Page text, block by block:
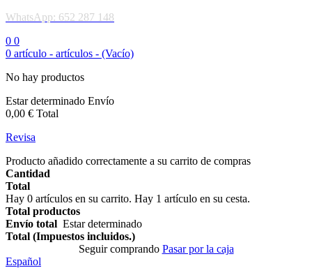
WhatsApp: 652 287 148
0 0
0 artículo - artículos - (Vacío)
No hay productos
Estar determinado Envío
0,00 € Total
Revisa
Producto añadido correctamente a su carrito de compras
Cantidad
Total
Hay 0 artículos en su carrito. Hay 1 artículo en su cesta.
Total productos
Envío total Estar determinado
Total (Impuestos incluidos.)
Seguir comprando Pasar por la caja
Español